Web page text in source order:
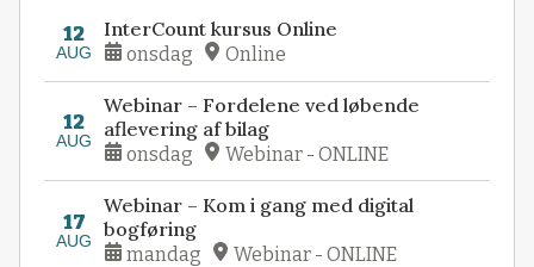
12
AUG
InterCount kursus Online
onsdag Online
12
AUG
Webinar – Fordelene ved løbende
aflevering af bilag
onsdag Webinar - ONLINE
17
AUG
Webinar – Kom i gang med digital
bogføring
mandag Webinar - ONLINE